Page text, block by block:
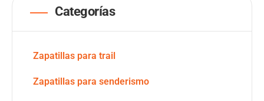
Categorías
Zapatillas para trail
Zapatillas para senderismo